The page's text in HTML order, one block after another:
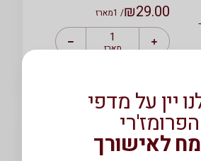
₪29.00
/ 1 מארז
מארז
יין על מדפי
הפרומז'רי
לאישורך